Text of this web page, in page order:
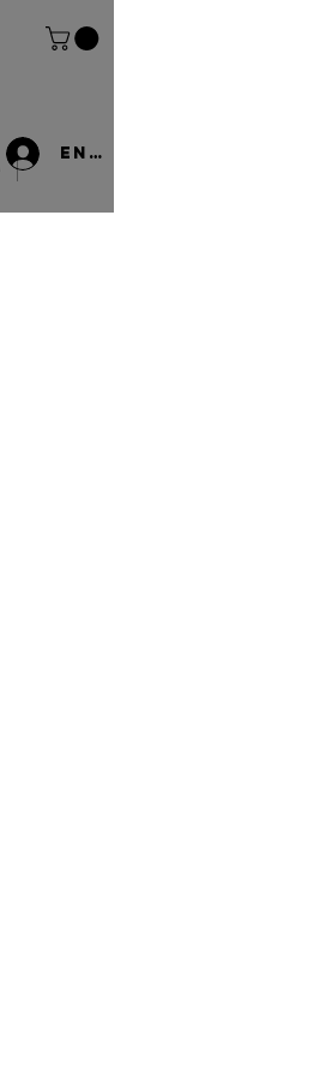
Entrar